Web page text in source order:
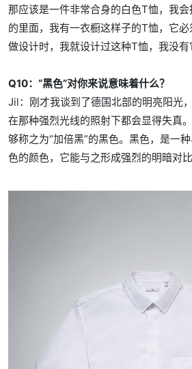
那应该是一件非常合身的白色T恤，我
的里面，我有一衣橱这样子的T恤，它
做设计时，我就设计过这种T恤，我没有
Q10：“黑色”对你来说意味着什么？
Jil：刚才我谈到了德国北部的明亮阳光
在那种强烈光线的照射下都会显得失真
够称之为“加倍黑”的黑色。黑色，是一
色的颜色，它能与之形成强烈的明暗对比